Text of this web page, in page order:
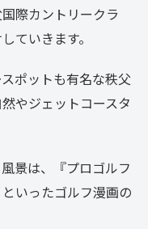
際カントリークラ
ていきます。
ポットも有名な秩父
やジェットコースタ
景は、『プロゴルフ
いったゴルフ漫画の